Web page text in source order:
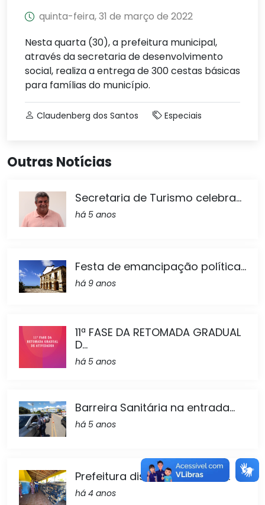
quinta-feira, 31 de março de 2022
Nesta quarta (30), a prefeitura municipal,
através da secretaria de desenvolvimento
social, realiza a entrega de 300 cestas básicas
para famílias do município.
Claudenberg dos Santos Especiais
Outras Notícias
Secretaria de Turismo celebra...
há 5 anos
Festa de emancipação política...
há 9 anos
11ª FASE DA RETOMADA GRADUAL
D...
há 5 anos
Barreira Sanitária na entrada...
há 5 anos
Prefeitura distribui 8 tonelad...
há 4 anos